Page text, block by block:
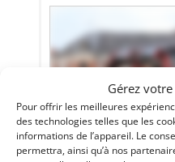
Gérez
Pour offrir les meilleures
des technologies telles que les
informations de l’appareil. Le
permettra, ainsi qu’à nos